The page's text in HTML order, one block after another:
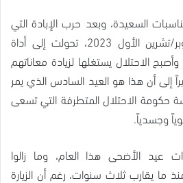
السعيدة، وبعد حرب الإبادة التي
بدأت في السابع من أكتوبر/تشرين الأول 2023، تحولت إلى أداة
الاحتلال يستغلها لزيادة معاناتهم
إلى أن هذا هو العيد السادس الذي يمر
الاحتلال المتطرفة التي تسعى
وجسدياً.
عيد الأضحى هذا العام، وما زالوا
ما يقارب ثلاث سنوات، رغم أن الزيارة